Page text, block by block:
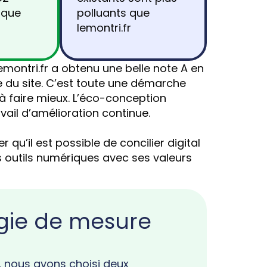
polluants que
lemontri.fr
a obtenu une belle note A en
site. C’est toute une démarche
mieux. L’éco-conception
d’amélioration continue.
qu’il est possible de concilier digital
numériques avec ses valeurs
de mesure
avons choisi deux